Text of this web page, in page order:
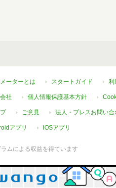
ーターとは スタートガイド 利
社 個人情報保護基本方針
ご意見 法人・プレスお問い合
アプリ iOSアプリ
ムによる収益を得ています